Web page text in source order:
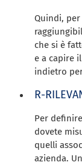
Quindi,
che si è
e a capire
indietro
R-
Per
dovete
quelli
azienda.